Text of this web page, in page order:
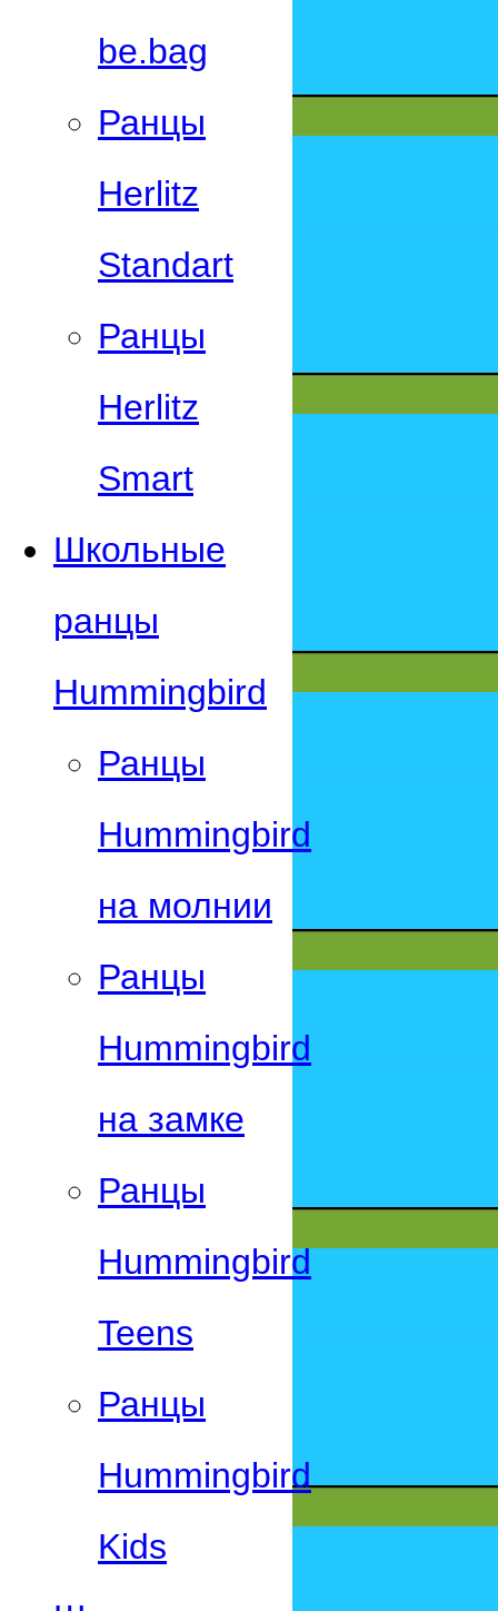
be.bag
Ранцы
Herlitz
Standart
Ранцы
Herlitz
Smart
Школьные
ранцы
Hummingbird
Ранцы
Hummingbird
на молнии
Ранцы
Hummingbird
на замке
Ранцы
Hummingbird
Teens
Ранцы
Hummingbird
Kids